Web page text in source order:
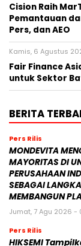
Cision Raih
Pemantauan
Pers, dan AEO
Kamis, 6 Agustus
Fair Finance
untuk Sektor
BERITA
Pers Rilis
MONDEVITA
MAYORITAS DI
PERUSAHAAN
SEBAGAI
MEMBANGUN
Jumat, 7 Agu 2026 -
Pers Rilis
HIKSEMI